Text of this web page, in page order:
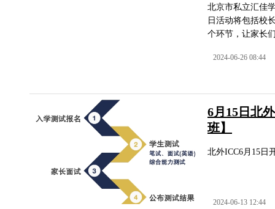
北京市私立汇佳
日活动将包括校
个环节，让家长
2024-06-26 08:44
6月15日北
班】
北外ICC6月15日
2024-06-13 12:44